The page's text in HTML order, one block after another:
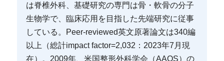
は脊椎外科、基礎研究の専門は骨・軟骨の分子
生物学で、臨床応用を目指した先端研究に従事
している。Peer-reviewed英文原著論文は340編
以上（総計impact factor=2,032：2023年7月現
在）。2009年、米国整形外科学会（AAOS）の